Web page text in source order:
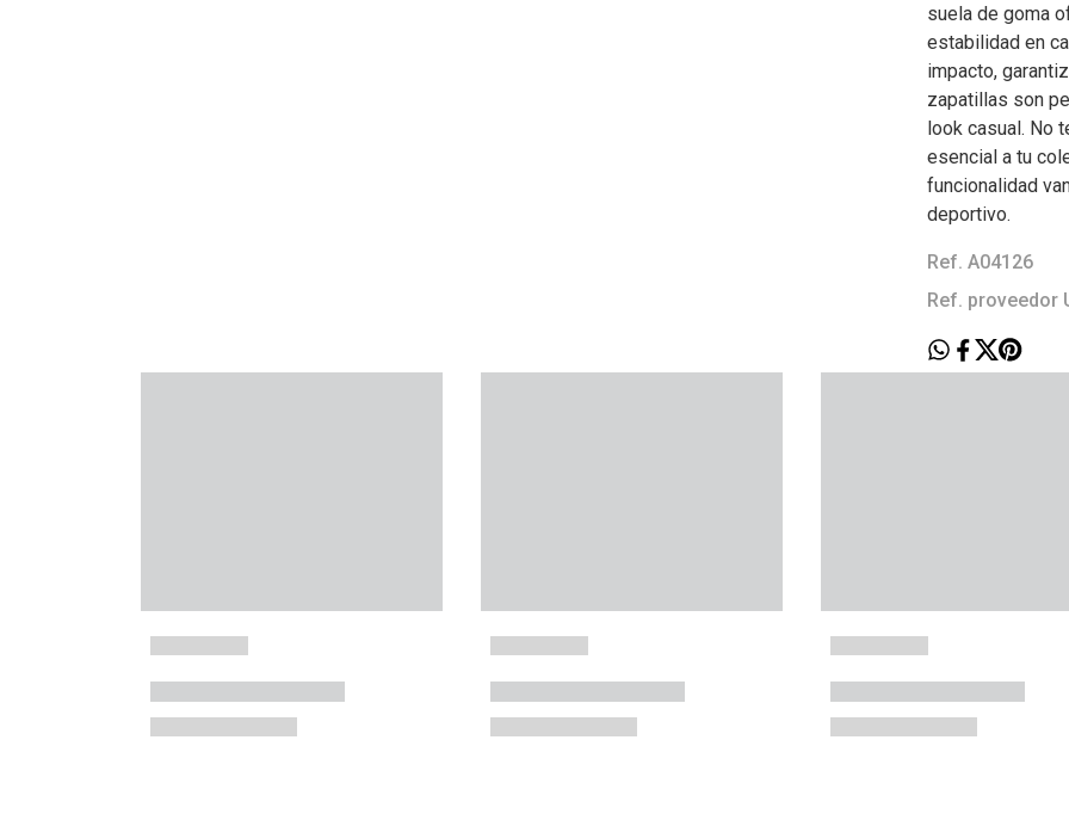
suela de goma
estabilidad en
impacto,
zapatillas son
look casual. No
esencial a tu
funcionalidad
deportivo.
Ref. A04126
Ref. proveedor